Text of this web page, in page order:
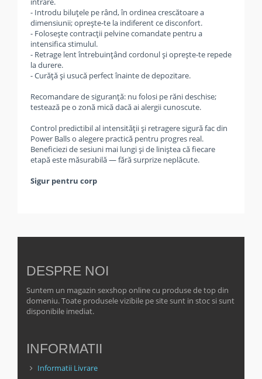
- Introdu biluțele pe rând, în ordinea crescătoare a
dimensiunii; oprește-te la indiferent ce disconfort.
- Folosește contracții pelvine comandate pentru a
intensifica stimulul.
- Retrage lent întrebuințând cordonul și oprește-te repede
la durere.
- Curăță și usucă perfect înainte de depozitare.
Recomandare de siguranță: nu folosi pe răni deschise;
testează pe o zonă mică dacă ai alergii cunoscute.
Control predictibil al intensității și retragere sigură fac din
Power Balls o alegere practică pentru progres real.
Beneficiezi de sesiuni mai lungi și de liniștea că fiecare
etapă este măsurabilă — fără surprize neplăcute.
Sigur pentru corp
DESPRE NOI
Suntem un magazin sexshop online cu produse de top din
domeniu. Toate produsele vizibile pe site sunt in stoc si sunt
disponibile imediat.
INFORMATII
Informatii Livrare